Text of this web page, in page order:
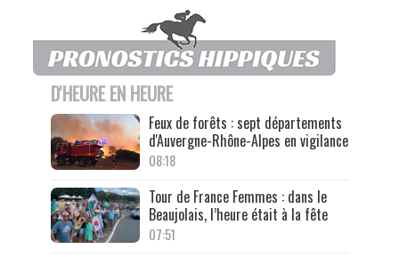
D'HEURE EN HEURE
Feux de forêts : sept départements
d'Auvergne-Rhône-Alpes en vigilance
08:18
Tour de France Femmes : dans le
Beaujolais, l’heure était à la fête
07:51